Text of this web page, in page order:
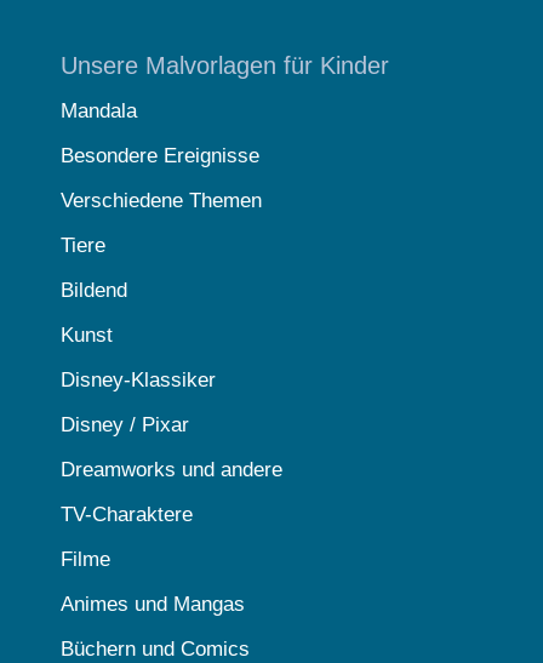
Unsere Malvorlagen für Kinder
Mandala
Besondere Ereignisse
Verschiedene Themen
Tiere
Bildend
Kunst
Disney-Klassiker
Disney / Pixar
Dreamworks und andere
TV-Charaktere
Filme
Animes und Mangas
Büchern und Comics